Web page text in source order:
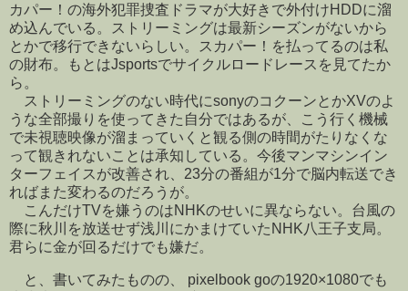
カパー！の海外犯罪捜査ドラマが大好きで外付けHDDに溜
め込んでいる。ストリーミングは最新シーズンがないから
とかで移行できないらしい。スカパー！を払ってるのは私
の財布。もとはJsportsでサイクルロードレースを見てたか
ら。
ストリーミングのない時代にsonyのコクーンとかXVのよ
うな全部撮りを使ってきた自分ではあるが、こう行く機械
で未視聴映像が溜まっていくと観る側の時間がたりなくな
って観きれないことは承知している。今後マンマシンイン
ターフェイスが改善され、23分の番組が1分で脳内転送でき
ればまた変わるのだろうが。
こんだけTVを嫌うのはNHKのせいに異ならない。台風の
際に秋川を放送せず浅川にかまけていたNHK八王子支局。
君らに金が回るだけでも嫌だ。
と、書いてみたものの、 pixelbook goの1920×1080でも